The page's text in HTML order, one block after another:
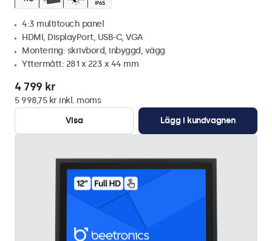
4:3 multitouch panel
HDMI, DisplayPort, USB-C, VGA
Montering: skrivbord, inbyggd, vägg
Yttermått: 281 x 223 x 44 mm
4 799 kr
5 998,75 kr inkl. moms
Visa
Lägg i kundvagnen